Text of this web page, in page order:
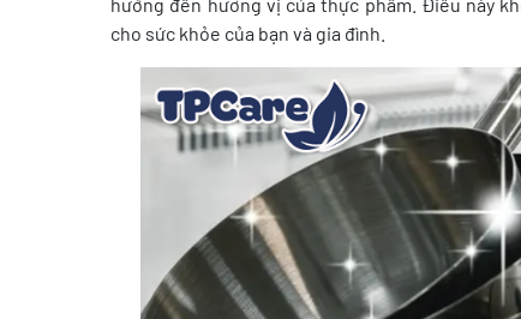
cho sức khỏe của bạn và gia đình.